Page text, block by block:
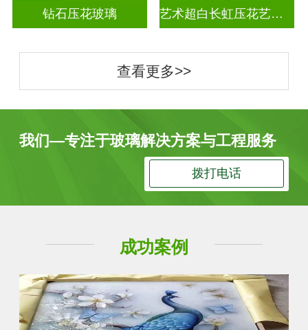
钻石压花玻璃 艺术超白长虹压花艺术玻璃门窗
查看更多>>
我们—专注于玻璃解决方案与工程服务
拨打电话
成功案例